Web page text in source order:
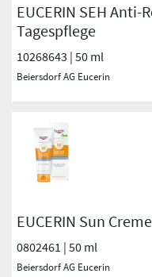
EUCERIN SEH
Tagespflege
10268643 | 50 ml
Beiersdorf AG Eucerin
EUCERIN Sun
0802461 | 50 ml
Beiersdorf AG Eucerin